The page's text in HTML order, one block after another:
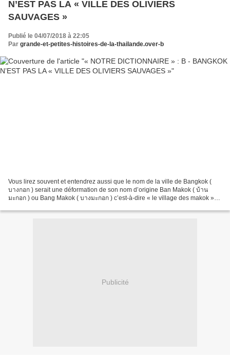
N’EST PAS LA « VILLE DES OLIVIERS
SAUVAGES »
Publié le 04/07/2018 à 22:05
Par grande-et-petites-histoires-de-la-thailande.over-b
Vous lirez souvent et entendrez aussi que le nom de la ville de Bangkok (
บางกอก ) serait une déformation de son nom d’origine Ban Makok ( บ้าน
มะกอก ) ou Bang Makok ( บางมะกอก ) c’est-à-dire « le village des makok »
Publicité